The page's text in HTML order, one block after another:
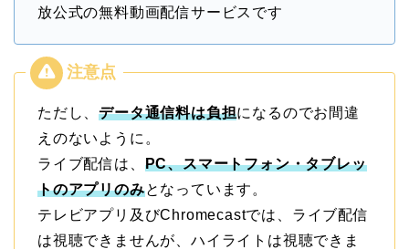
放公式の無料動画配信サービスです
ただし、データ通信料は負担になるのでお間違
えのないように。
ライブ配信は、 PC、スマートフォン・タブレッ
トのアプリのみとなっています。
テレビアプリ及びChromecastでは、ライブ配信
は視聴できませんが、ハイライトは視聴できま